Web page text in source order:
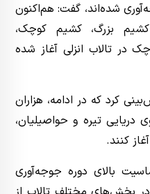
شده‌اند، گفت: هم‌اکنون
بزرگ، کشیم کوچک،
در تالاب انزلی آغاز شده
کرد که در ادامه، هزاران
دریایی تیره و حواصیلیان،
کنند.
بالای دوره جوجه‌آوری